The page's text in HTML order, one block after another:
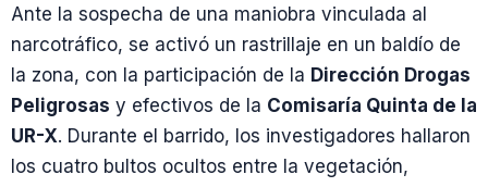
Ante la sospecha de una maniobra vinculada al
narcotráfico, se activó un rastrillaje en un baldío de
la zona, con la participación de la Dirección Drogas
Peligrosas y efectivos de la Comisaría Quinta de la
UR-X. Durante el barrido, los investigadores hallaron
los cuatro bultos ocultos entre la vegetación,